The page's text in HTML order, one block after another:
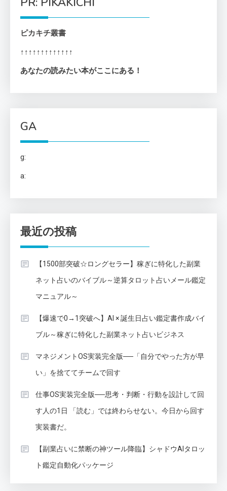
ピカキチ叢書
↑↑↑↑↑↑↑↑↑↑↑↑↑
あなたの読みたい本がここにある！
GA
g:
a:
最近の投稿
【1500部突破☆ロングセラー】稼ぎに特化した副業
ネット占いのバイブル～逆算タロット占いメール鑑定
マニュアル～
【爆速で0→1突破へ】AI × 誕生日占い鑑定書作成バイ
ブル～稼ぎに特化した副業ネット占いビジネス
マネジメントOS実装完全版──「自分でやった方が早
い」を捨ててチームで回す
仕事OS実装完全版──思考・判断・行動を設計して回
す人の1日 「読む」では終わらせない。今日から回す
実装書だ。
【副業占いに禁断の神ツール降臨】シャドウAIタロッ
ト鑑定自動化パッケージ